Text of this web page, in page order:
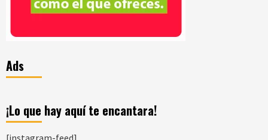
Ads
¡Lo que hay aquí te encantara!
[instagram-feed]